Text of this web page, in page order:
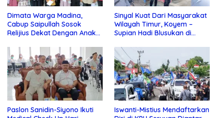
Dimata Warga Madina,
Cabup Saipullah Sosok
Relijius Dekat Dengan Anak
Sinyal Kuat Dari Masyarakat
Wilayah Timur, Koyem –
Supian Hadi Blusukan di
Paslon Sanidin-Siyono Ikuti
Iswanti-Mistius Mendaftarkan